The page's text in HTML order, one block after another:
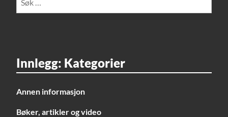
etter:
Innlegg: Kategorier
Annen informasjon
Bøker, artikler og video